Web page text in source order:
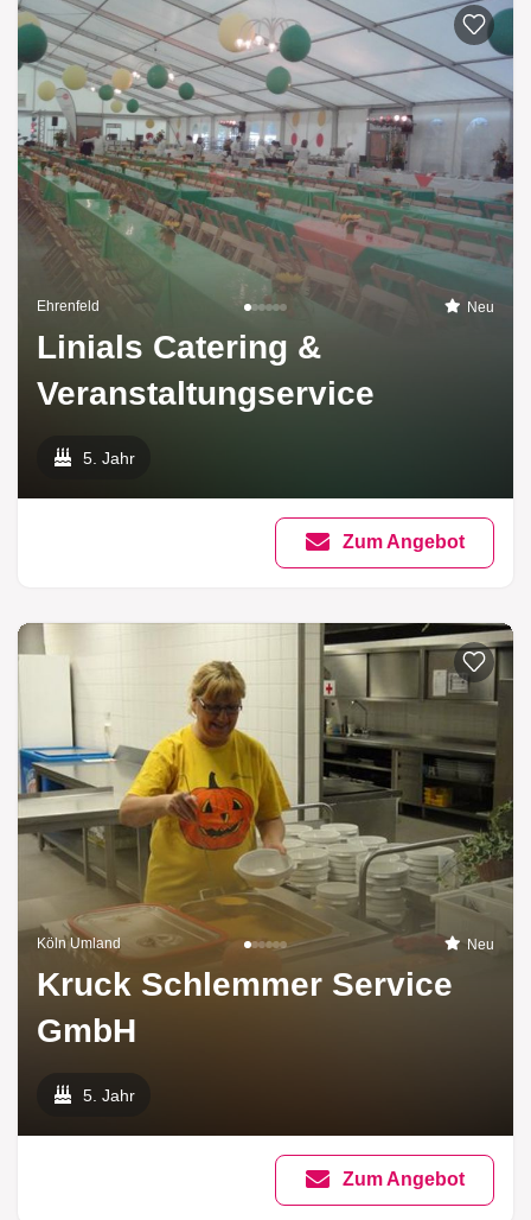
Ehrenfeld Neu
Linials Catering &
Veranstaltungservice
5. Jahr
Zum Angebot
Köln Umland Neu
Kruck Schlemmer Service
GmbH
5. Jahr
Zum Angebot